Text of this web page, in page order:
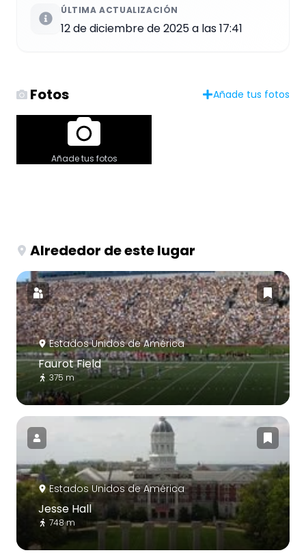
ÚLTIMA ACTUALIZACIÓN
12 de diciembre de 2025 a las 17:41
Fotos Añade tus fotos
Añade tus fotos
Alrededor de este lugar
Estados Unidos de América
Faurot Field
375 m
Estados Unidos de América
Jesse Hall
748 m